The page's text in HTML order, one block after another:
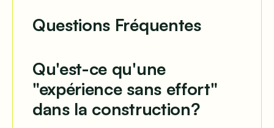
Questions Fréquentes
Qu'est-ce qu'une
"expérience sans effort"
dans la construction?